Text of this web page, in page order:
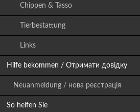
Chippen & Tasso
Tierbestattung
Links
Hilfe bekommen / Отримати довідку
Neuanmeldung / нова реєстрація
So helfen Sie